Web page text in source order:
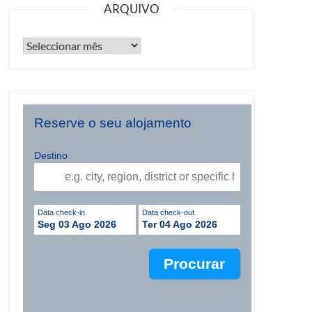
ARQUIVO
Reserve o seu alojamento
Destino
Data check-in
Seg 03 Ago 2026
Data check-out
Ter 04 Ago 2026